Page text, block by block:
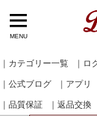
MENU
｜カテゴリー一覧 ｜ロ
｜公式ブログ ｜アプリ
｜品質保証 ｜返品交換